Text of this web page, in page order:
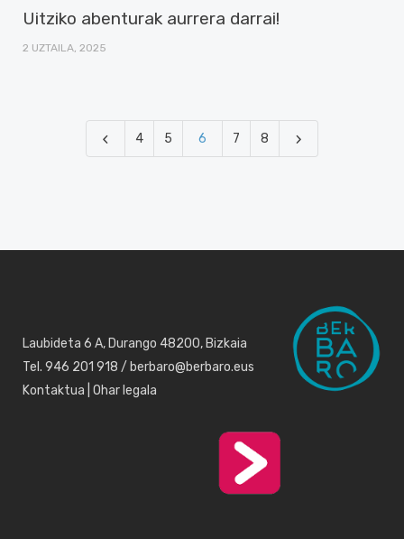
Uitziko abenturak aurrera darrai!
2 UZTAILA, 2025
4 5 6 7 8
Laubideta 6 A, Durango 48200, Bizkaia
Tel. 946 201 918 / berbaro@berbaro.eus
Kontaktua Ohar legala